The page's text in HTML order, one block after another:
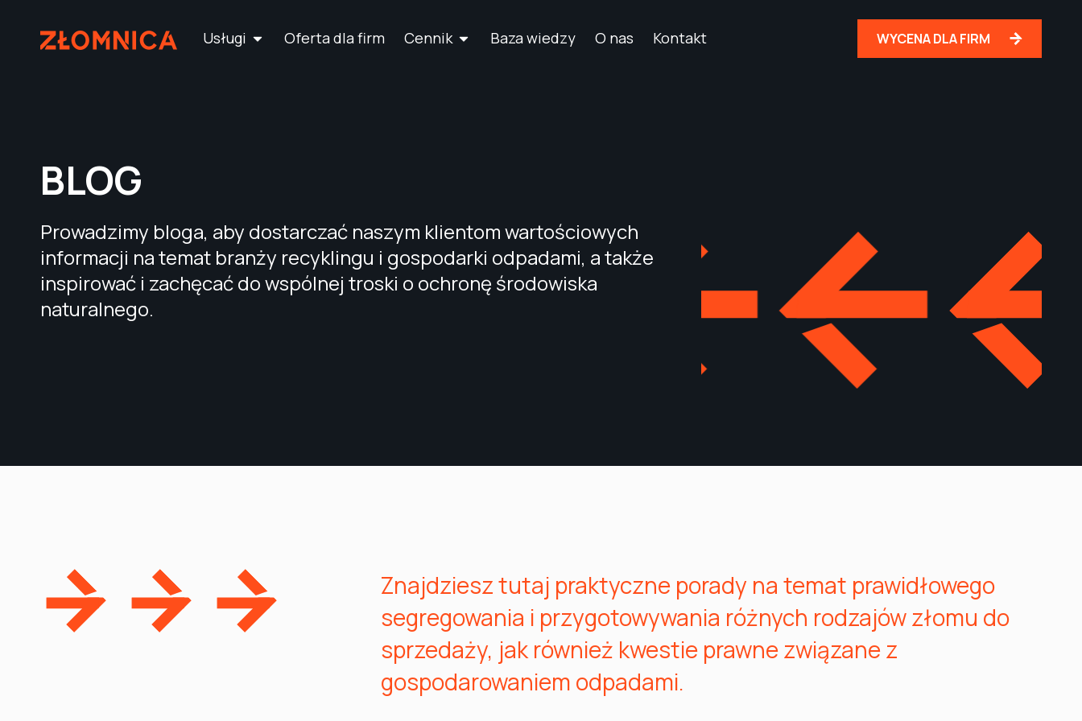
Usługi Oferta dla firm Cennik Baza wiedzy O nas Kontakt WYCENA DLA FIRM
BLOG
Prowadzimy bloga, aby dostarczać naszym klientom wartościowych
informacji na temat branży recyklingu i gospodarki odpadami, a także
inspirować i zachęcać do wspólnej troski o ochronę środowiska
naturalnego.
Znajdziesz tutaj praktyczne porady na temat prawidłowego
segregowania i przygotowywania różnych rodzajów złomu do
sprzedaży, jak również kwestie prawne związane z
gospodarowaniem odpadami.